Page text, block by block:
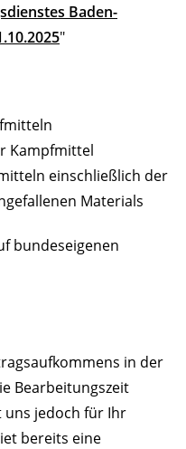
Baden-
"
Kampfmittel
einschließlich der
Materials
bundeseigenen
in der
Bearbeitungszeit
uns jedoch für Ihr
bereits eine